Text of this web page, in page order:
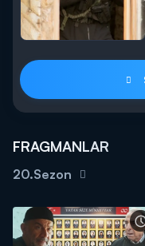
FRAGMANLAR
20.Sezon